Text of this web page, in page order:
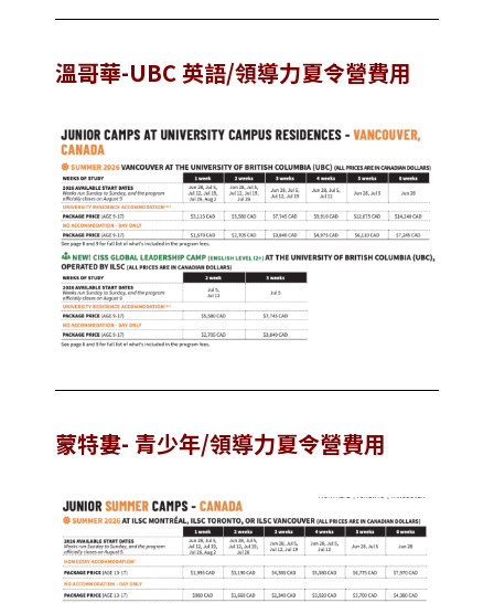
溫哥華-UBC 英語/領導力夏令營費用
蒙特婁- 青少年/領導力夏令營費用